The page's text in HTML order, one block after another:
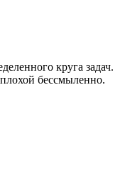
круга задач.
бессмыленно.